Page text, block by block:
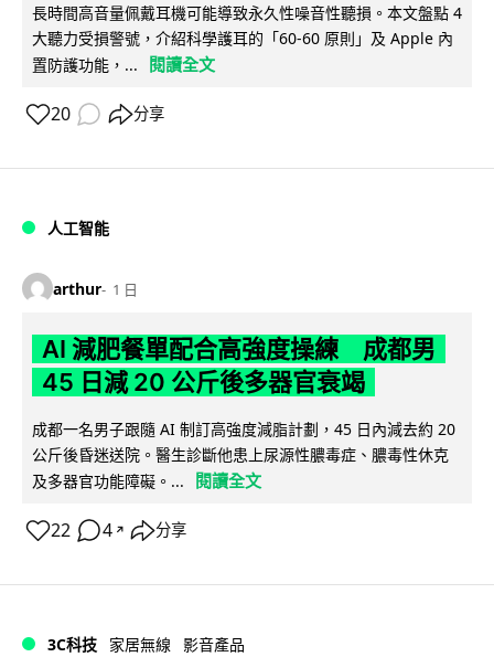
長時間高音量佩戴耳機可能導致永久性噪音性聽損。本文盤點 4
大聽力受損警號，介紹科學護耳的「60-60 原則」及 Apple 內
置防護功能，...
閱讀全文
20 分享
人工智能
arthur 1 日
AI 減肥餐單配合高強度操練 成都男
45 日減 20 公斤後多器官衰竭
成都一名男子跟隨 AI 制訂高強度減脂計劃，45 日內減去約 20
公斤後昏迷送院。醫生診斷他患上尿源性膿毒症、膿毒性休克
及多器官功能障礙。...
閱讀全文
22 4 ↗ 分享
3C科技 家居無線 影音產品